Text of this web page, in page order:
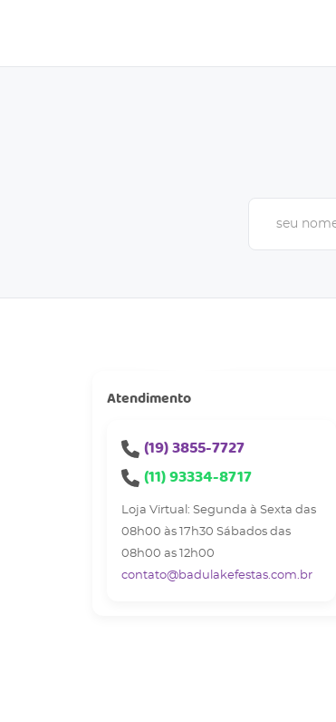
Atendimento
(19)3855-7727
(11)93334-8717
Loja Virtual: Segunda à Sexta das
08h00 às 17h30 Sábados das
08h00 as 12h00
contato@badulakefestas.com.br